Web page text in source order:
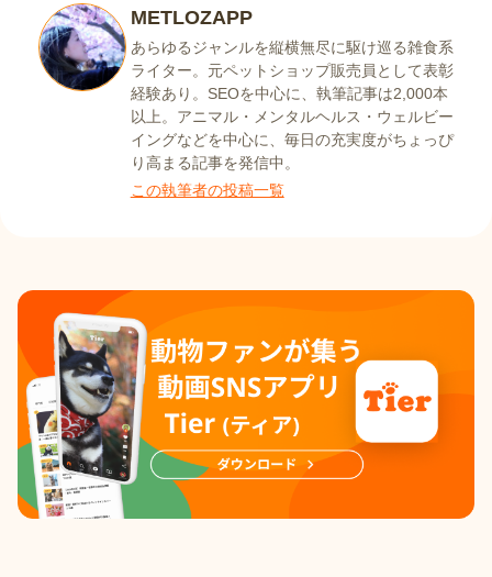
METLOZAPP
あらゆるジャンルを縦横無尽に駆け巡る雑食系
ライター。元ペットショップ販売員として表彰
経験あり。SEOを中心に、執筆記事は2,000本
以上。アニマル・メンタルヘルス・ウェルビー
イングなどを中心に、毎日の充実度がちょっぴ
り高まる記事を発信中。
この執筆者の投稿一覧